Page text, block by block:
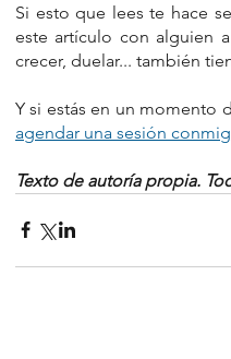
Si esto que lees te hace
este artículo con alguien
crecer, duelar... también
agendar una sesión
Texto de autoría propia.